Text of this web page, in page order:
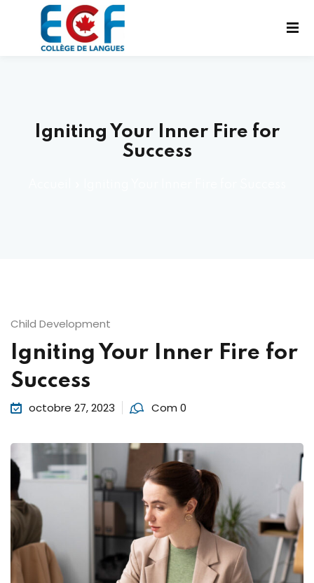
Igniting Your Inner Fire for
Success
Child Development
Igniting Your Inner Fire for
Success
octobre 27, 2023 Com 0